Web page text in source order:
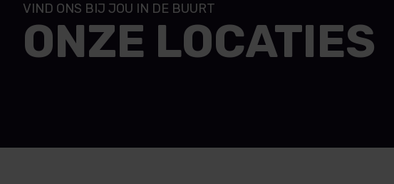
VIND ONS BIJ JOU IN DE BUURT
ONZE LOCATIES